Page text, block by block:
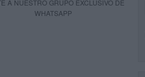
A NUESTRO GRUPO EXCLUSIVO DE
WHATSAPP